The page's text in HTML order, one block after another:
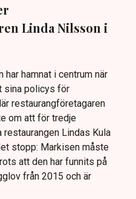
Linda Nilsson i
har hamnat i centrum när
sina policys för
restaurangföretagaren
om att för tredje
Lindas Kula
stopp: Markisen måste
att den har funnits på
från 2015 och är